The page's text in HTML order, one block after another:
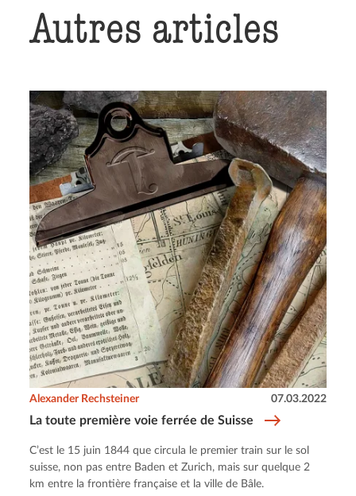
Autres articles
La toute première voie ferrée de Suisse
Alexander Rechsteiner 07.03.2022
C’est le 15 juin 1844 que circula le premier train sur le sol
suisse, non pas entre Baden et Zurich, mais sur quelque 2
km entre la frontière française et la ville de Bâle.